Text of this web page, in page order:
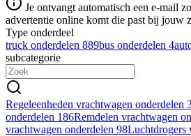
Je ontvangt automatisch een e-mail
advertentie online komt die past bij jouw
Type onderdeel
truck onderdelen 889bus onderdelen 4
subcategorie
Regeleenheden vrachtwagen onderdelen
onderdelen 186Remdelen vrachtwagen
vrachtwagen onderdelen 98Luchtdrogers